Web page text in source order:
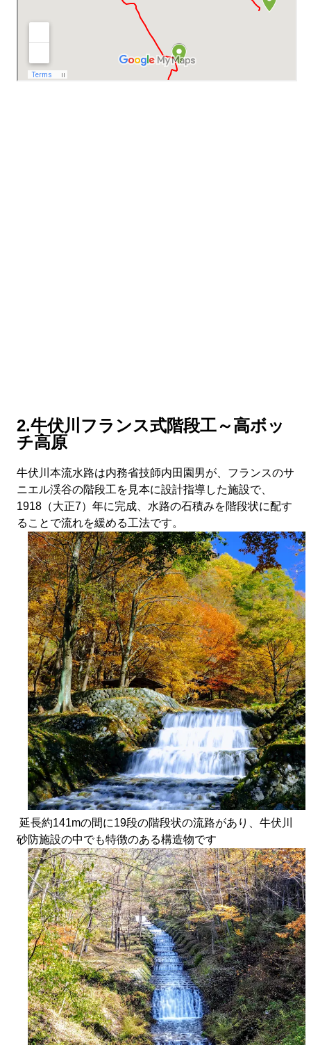
2.牛伏川フランス式階段工～高ボッ
チ高原
牛伏川本流水路は内務省技師内田園男が、フランスのサ
ニエル渓谷の階段工を見本に設計指導した施設で、
1918（大正7）年に完成、水路の石積みを階段状に配す
ることで流れを緩める工法です。
延長約141mの間に19段の階段状の流路があり、牛伏川
砂防施設の中でも特徴のある構造物です